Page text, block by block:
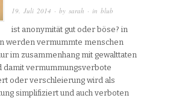
19. Juli 2014 · by sarah · inblub
ist anonymität gut oder böse? in
werden vermummte menschen
im zusammenhang mit gewalttaten
damit vermummungsverbote
oder verschleierung wird als
simplifiziert und auch verboten